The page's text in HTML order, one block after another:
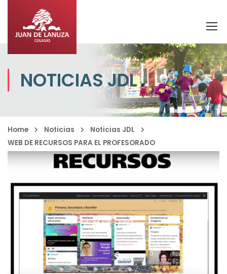
NOTICIAS JDL
Home Noticias
Noticias JDL
WEB DE RECURSOS PARA EL PROFESORADO